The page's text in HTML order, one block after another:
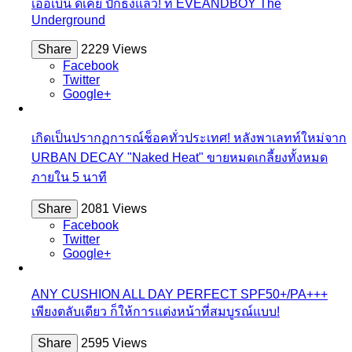
เออเบิน ดีเคย์ ปักธงแล้ว! ที่ EVEANDBOY The
Underground
Share
2229 Views
Facebook
Twitter
Google+
เกิดเป็นปรากฏการณ์ช็อคทั่วประเทศ! หลังพาเลทท์ใหม่จาก
URBAN DECAY "Naked Heat" ขายหมดเกลี้ยงทั้งหมด
ภายใน 5 นาที
Share
2081 Views
Facebook
Twitter
Google+
ANY CUSHION ALL DAY PERFECT SPF50+/PA+++
เพียงตลับเดียว ก็ให้การแต่งหน้าที่สมบูรณ์แบบ!
Share 2595 Views